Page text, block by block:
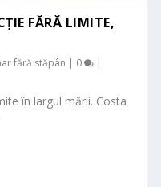
FĂRĂ LIMITE,
fără stăpân | 0 |
în largul mării. Costa